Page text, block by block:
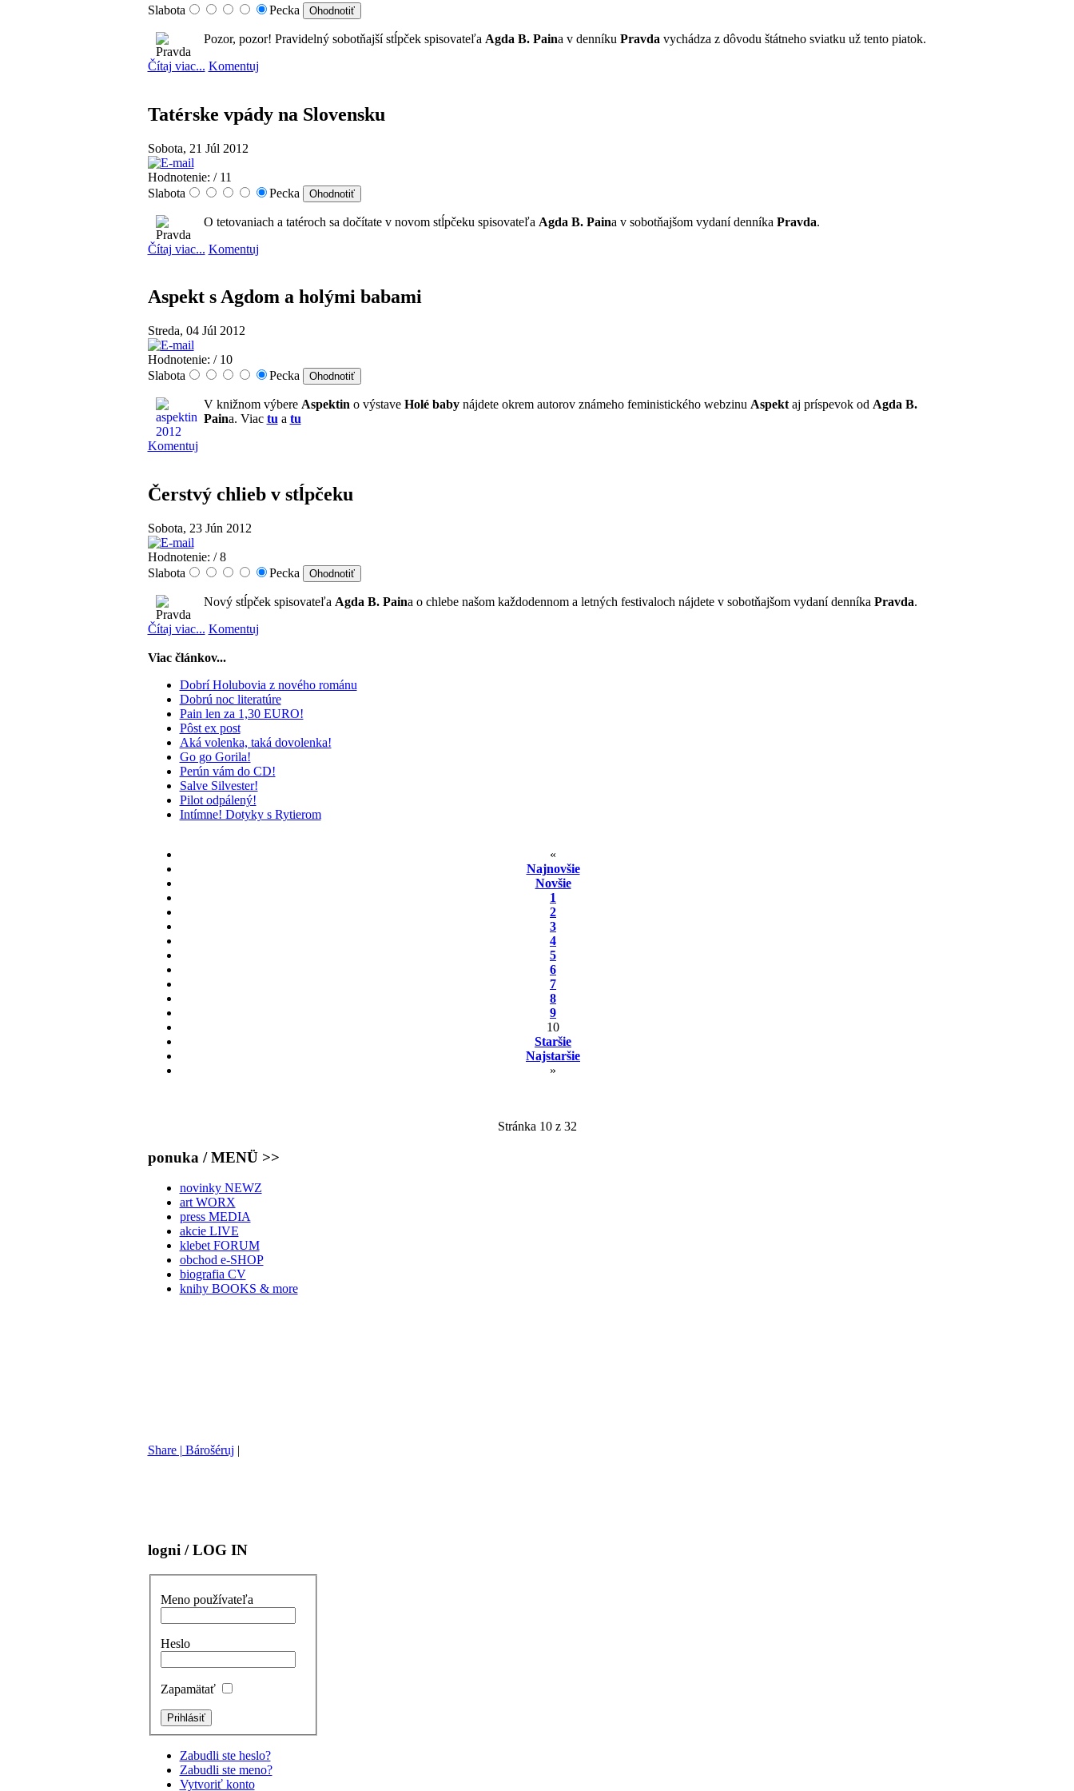
Slabota
Pecka
Pozor, pozor! Pravidelný sobotňajší stĺpček spisovateľa Agda B. Paina v denníku Pravda vychádza z dôvodu štátneho sviatku už tento piatok.
Čítaj viac... Komentuj
Tatérske vpády na Slovensku
Sobota, 21 Júl 2012
Hodnotenie: / 11
Slabota
Pecka
O tetovaniach a tatéroch sa dočítate v novom stĺpčeku spisovateľa Agda B. Paina v sobotňajšom vydaní denníka Pravda.
Čítaj viac... Komentuj
Aspekt s Agdom a holými babami
Streda, 04 Júl 2012
Hodnotenie: / 10
Slabota
Pecka
V knižnom výbere Aspektin o výstave Holé baby nájdete okrem autorov známeho feministického webzinu Aspekt aj príspevok od Agda B.
Paina. Viac tu a tu
Komentuj
Čerstvý chlieb v stĺpčeku
Sobota, 23 Jún 2012
Hodnotenie: / 8
Slabota
Pecka
Nový stĺpček spisovateľa Agda B. Paina o chlebe našom každodennom a letných festivaloch nájdete v sobotňajšom vydaní denníka Pravda.
Čítaj viac... Komentuj
Viac článkov...
Dobrí Holubovia z nového románu
Dobrú noc literatúre
Pain len za 1,30 EURO!
Pôst ex post
Aká volenka, taká dovolenka!
Go go Gorila!
Perún vám do CD!
Salve Silvester!
Pilot odpálený!
Intímne! Dotyky s Rytierom
«
Najnovšie
Novšie
1
2
3
4
5
6
7
8
9
10
Staršie
Najstaršie
»
Stránka 10 z 32
ponuka / MENÜ >>
novinky NEWZ
art WORX
press MEDIA
akcie LIVE
klebet FORUM
obchod e-SHOP
biografia CV
knihy BOOKS & more
Share | Bárošéruj |
logni / LOG IN
Meno používateľa
Heslo
Zapamätať
Zabudli ste heslo?
Zabudli ste meno?
Vytvoriť konto